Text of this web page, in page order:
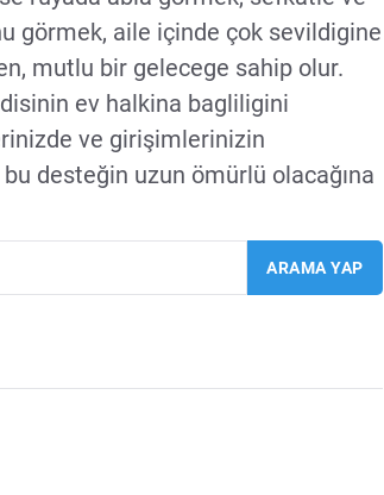
görmek, aile içinde çok sevildigine
mutlu bir gelecege sahip olur.
ev halkina bagliligini
ve girişimlerinizin
desteğin uzun ömürlü olacağına